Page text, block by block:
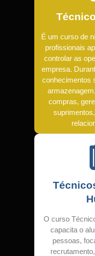
É um curso de
profissionais
controlar as
empresa.
conhecimentos
compras,
O curso
capacita o
pessoas,